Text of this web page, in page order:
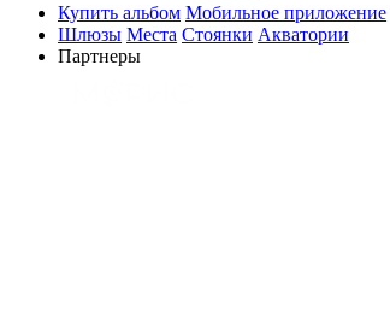
Купить альбом Мобильное приложение
Шлюзы Места Стоянки Акватории
Партнеры